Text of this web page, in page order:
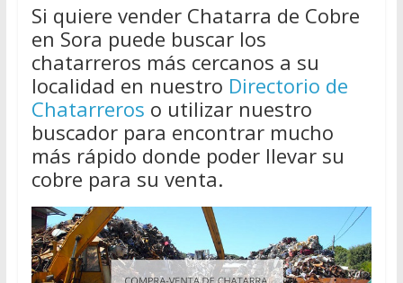
Si quiere vender Chatarra de Cobre
en Sora puede buscar los
chatarreros más cercanos a su
localidad en nuestro Directorio de
Chatarreros o utilizar nuestro
buscador para encontrar mucho
más rápido donde poder llevar su
cobre para su venta.